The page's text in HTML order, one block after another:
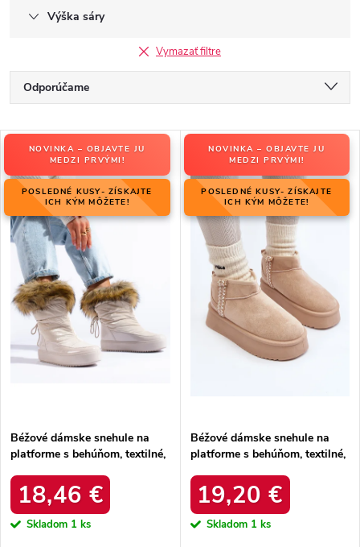
Výška sáry
Vymazať filtre
a
d
e
p
d
k
t
Odporúčame
Najdrahšie
Najpredávanejšie
Abecedne
V
p
s
p
o
d
k
NOVINKA – OBJAVTE JU
MEDZI PRVÝMI!
POSLEDNÉ KUSY- ZÍSKAJTE
ICH KÝM MÔŽETE!
Béžové dámske snehule na
platforme s behúňom, textilné,
18,46 €
Skladom 1 ks
NOVINKA – OBJAVTE JU
MEDZI PRVÝMI!
POSLEDNÉ KUSY- ZÍSKAJTE
ICH KÝM MÔŽETE!
Béžové dámske snehule na
platforme s behúňom, textilné,
19,20 €
Skladom 1 ks